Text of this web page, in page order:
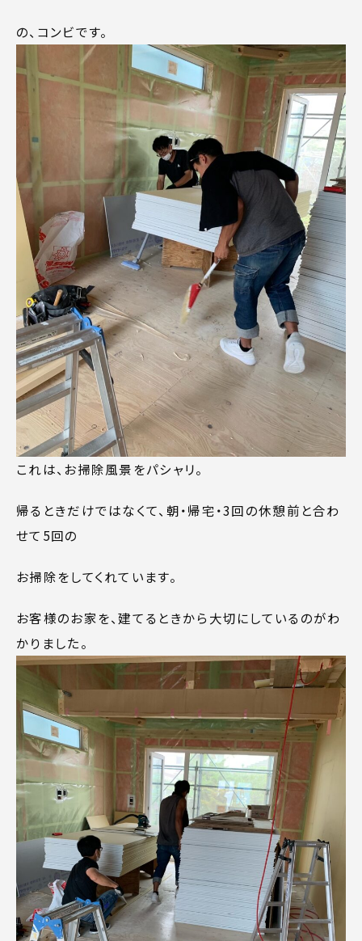
の、コンビです。
これは、お掃除風景をパシャリ。
帰るときだけではなくて、朝・帰宅・3回の休憩前と合わ
せて5回の
お掃除をしてくれています。
お客様のお家を、建てるときから大切にしているのがわ
かりました。